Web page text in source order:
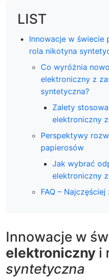
LIST
Innowacje w świecie
rola nikotyna
Co wyróżnia
elektroniczny z
syntetyczna?
Zalety
elektroniczny
Perspektywy
papierosów
Jak wybrać
elektroniczny
FAQ –
Innowacje w
elektroniczny i
syntetyczna